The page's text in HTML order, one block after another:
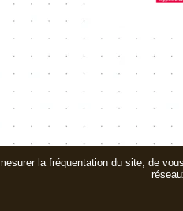
la fréquentation du site, de